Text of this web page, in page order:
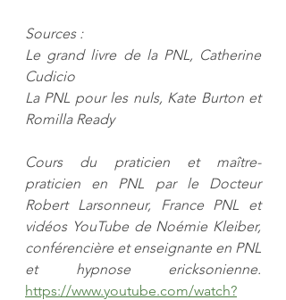
Sources :
Le grand livre de la PNL, Catherine
Cudicio
La PNL pour les nuls, Kate Burton et
Romilla Ready
Cours du praticien et maître-
praticien en PNL par le Docteur
Robert Larsonneur, France PNL et
vidéos YouTube de Noémie Kleiber,
conférencière et enseignante en PNL
https://www.youtube.com/watch?